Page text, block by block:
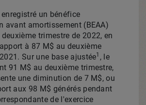
enregistré un bénéfice
avant amortissement (BEAA)
trimestre de 2022, en
à 87 M$ au deuxième
Sur une base ajustée1 , le
91 M$ au deuxième trimestre,
une diminution de 7 M$, ou
aux 98 M$ générés pendant
de l'exercice